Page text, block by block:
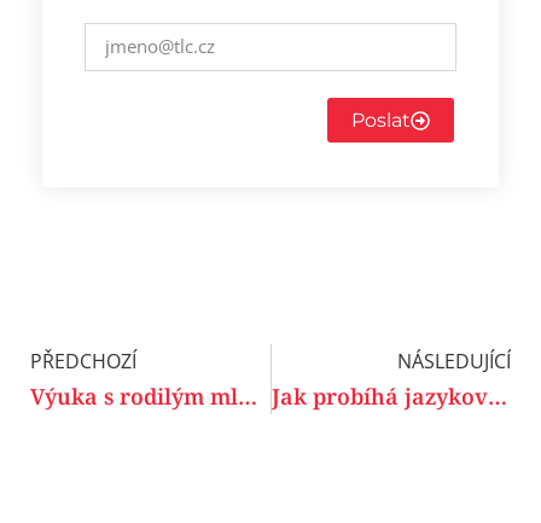
Poslat
PŘEDCHOZÍ
Výuka s rodilým mluvčím: Ano, nebo ne?
NÁSLEDUJÍCÍ
Jak probíhá jazykový audit pro management?